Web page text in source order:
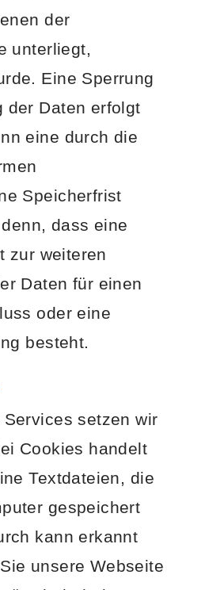
der
unterliegt,
Eine Sperrung
der Daten erfolgt
eine durch die
Speicherfrist
dass eine
zur weiteren
Daten für einen
oder eine
besteht.
setzen wir
Cookies handelt
Textdateien, die
gespeichert
kann erkannt
unsere Webseite